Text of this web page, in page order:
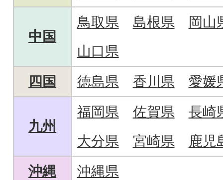
中国
鳥取県 島根県
岡山
山口県
四国
徳島県 香川県 愛媛
九州
福岡県 佐賀県
長崎
大分県
宮崎県
鹿児
沖縄
沖縄県